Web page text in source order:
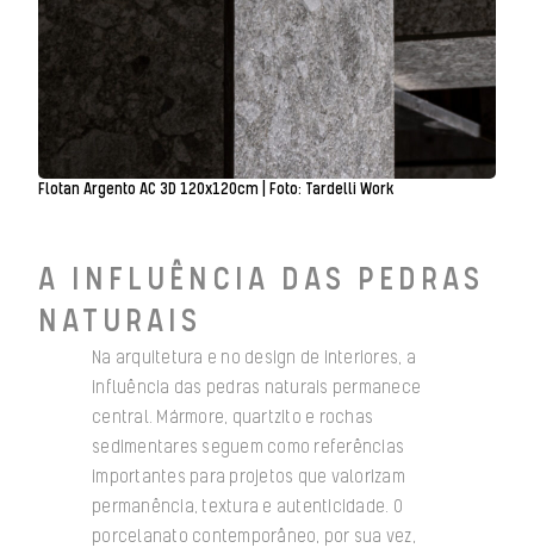
Flotan Argento AC 3D 120x120cm | Foto: Tardelli Work
A INFLUÊNCIA DAS PEDRAS
NATURAIS
Na arquitetura e no design de interiores, a
influência das pedras naturais permanece
central. Mármore, quartzito e rochas
sedimentares seguem como referências
importantes para projetos que valorizam
permanência, textura e autenticidade. O
porcelanato contemporâneo, por sua vez,